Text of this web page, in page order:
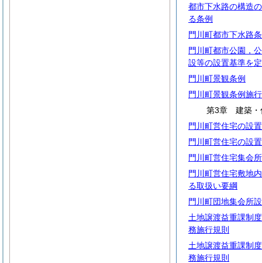
都市下水路の構造
る条例
門川町都市下水路
門川町都市公園，
設等の設置基準を
門川町景観条例
門川町景観条例施
第3章 建築・
門川町営住宅の設
門川町営住宅の設
門川町営住宅集会
門川町営住宅敷地
る取扱い要綱
門川町団地集会所
土地譲渡益重課制
務施行規則
土地譲渡益重課制
務施行規則